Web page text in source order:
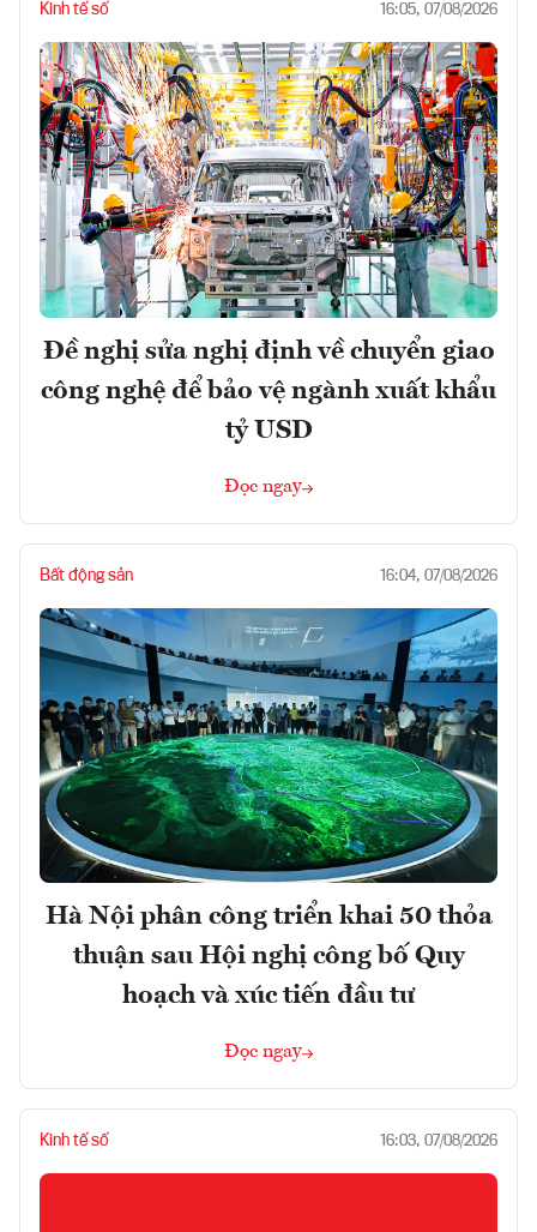
Kinh tế số 16:05, 07/08/2026
Đề nghị sửa nghị định về chuyển giao
công nghệ để bảo vệ ngành xuất khẩu
tỷ USD
Đọc ngay
Bất động sản 16:04, 07/08/2026
Hà Nội phân công triển khai 50 thỏa
thuận sau Hội nghị công bố Quy
hoạch và xúc tiến đầu tư
Đọc ngay
Kinh tế số 16:03, 07/08/2026